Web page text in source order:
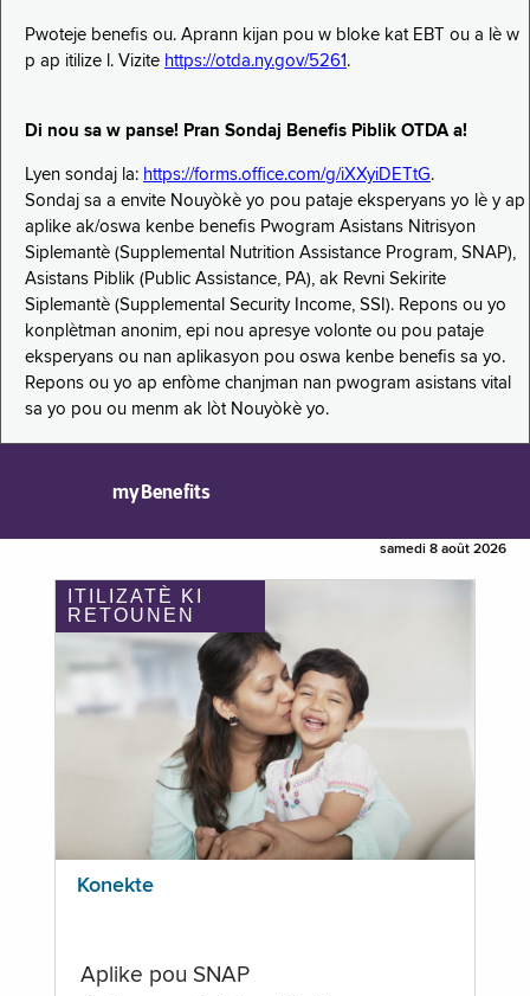
Pwoteje benefis ou. Aprann kijan pou w bloke kat EBT ou a lè w
p ap itilize l. Vizite https://otda.ny.gov/5261 .
Di nou sa w panse! Pran Sondaj Benefis Piblik OTDA a!
Lyen sondaj la: https://forms.office.com/g/iXXyiDETtG.
Sondaj sa a envite Nouyòkè yo pou pataje eksperyans yo lè y ap
aplike ak/oswa kenbe benefis Pwogram Asistans Nitrisyon
Siplemantè (Supplemental Nutrition Assistance Program, SNAP),
Asistans Piblik (Public Assistance, PA), ak Revni Sekirite
Siplemantè (Supplemental Security Income, SSI). Repons ou yo
konplètman anonim, epi nou apresye volonte ou pou pataje
eksperyans ou nan aplikasyon pou oswa kenbe benefis sa yo.
Repons ou yo ap enfòme chanjman nan pwogram asistans vital
sa yo pou ou menm ak lòt Nouyòkè yo.
myBenefits
samedi 8 août 2026
ITILIZATÈ KI
RETOUNEN
Konekte
Aplike pou SNAP